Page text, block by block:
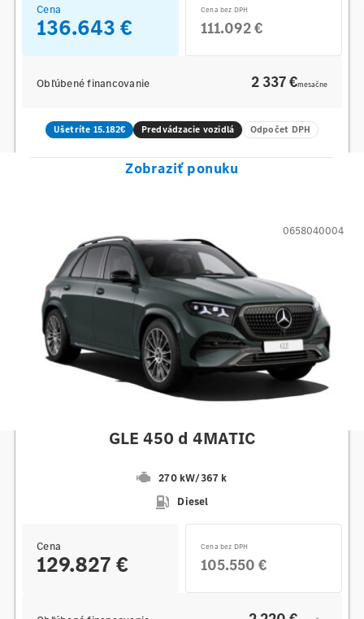
Cena
136.643 €
Cena bez DPH
111.092 €
Obľúbené financovanie 2 337 €mesačne
Ušetríte 15.182€ Predvádzacie vozidlá Odpočet DPH
Zobraziť ponuku
GLE 450 d 4MATIC
270 kW/367 k
Diesel
0658040004
Cena
129.827 €
Cena bez DPH
105.550 €